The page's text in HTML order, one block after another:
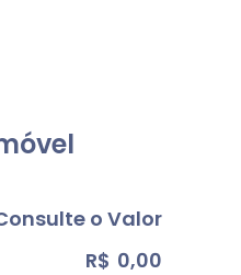
o Valor
R$ 0,00